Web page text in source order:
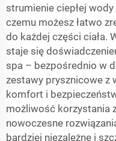
strumienie ciepłej
czemu możesz łatwo
do każdej części ciała.
staje się
spa – bezpośrednio w
zestawy prysznicowe z
komfort i
możliwość korzystania
nowoczesne
bardziej niezależne i